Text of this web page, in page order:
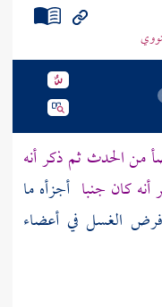
من الحدث ثم ذكر أنه
كان جنبا أجزأه ما
الغسل في أعضاء